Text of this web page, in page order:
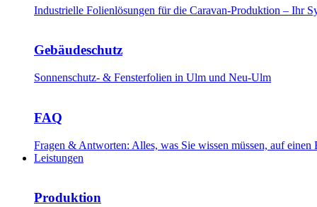
Industrielle Folienlösungen für die Caravan-Produktion – Ihr
Gebäudeschutz
Sonnenschutz- & Fensterfolien in Ulm und Neu-Ulm
FAQ
Fragen & Antworten: Alles, was Sie wissen müssen, auf einen
Leistungen
Produktion